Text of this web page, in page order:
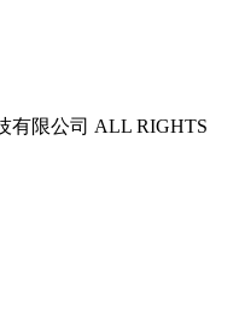
有限公司 ALL RIGHTS